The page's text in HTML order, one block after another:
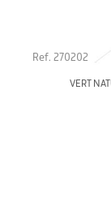
Ref. 270202
VERT